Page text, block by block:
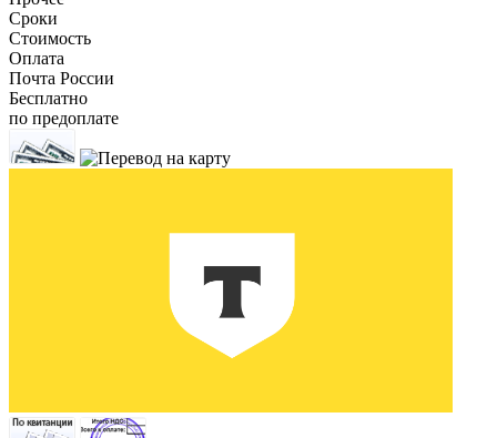
Сроки
Стоимость
Оплата
Почта России
Бесплатно
по предоплате